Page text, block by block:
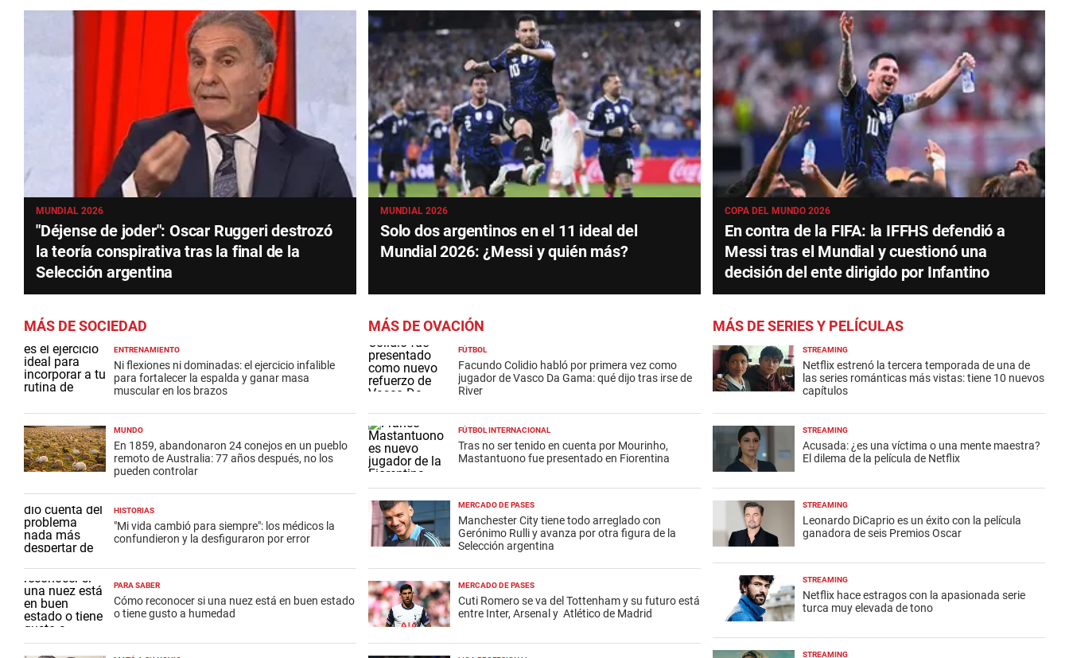
MUNDIAL 2026
"Déjense de joder": Oscar Ruggeri destrozó
la teoría conspirativa tras la final de la
Selección argentina
MUNDIAL 2026
Solo dos argentinos en el 11 ideal del
Mundial 2026: ¿Messi y quién más?
COPA DEL MUNDO 2026
En contra de la FIFA: la IFFHS defendió a
Messi tras el Mundial y cuestionó una
decisión del ente dirigido por Infantino
MÁS DE SOCIEDAD
ENTRENAMIENTO
Ni flexiones ni dominadas: el ejercicio infalible
para fortalecer la espalda y ganar masa
muscular en los brazos
MUNDO
En 1859, abandonaron 24 conejos en un pueblo
remoto de Australia: 77 años después, no los
pueden controlar
HISTORIAS
"Mi vida cambió para siempre": los médicos la
confundieron y la desfiguraron por error
PARA SABER
Cómo reconocer si una nuez está en buen estado
o tiene gusto a humedad
MÁS DE OVACIÓN
FÚTBOL
Facundo Colidio habló por primera vez como
jugador de Vasco Da Gama: qué dijo tras irse de
River
FÚTBOL INTERNACIONAL
Tras no ser tenido en cuenta por Mourinho,
Mastantuono fue presentado en Fiorentina
MERCADO DE PASES
Manchester City tiene todo arreglado con
Gerónimo Rulli y avanza por otra figura de la
Selección argentina
MERCADO DE PASES
Cuti Romero se va del Tottenham y su futuro está
entre Inter, Arsenal y Atlético de Madrid
MÁS DE SERIES Y PELÍCULAS
STREAMING
Netflix estrenó la tercera temporada de una de
las series románticas más vistas: tiene 10 nuevos
capítulos
STREAMING
Acusada: ¿es una víctima o una mente maestra?
El dilema de la película de Netflix
STREAMING
Leonardo DiCaprio es un éxito con la película
ganadora de seis Premios Oscar
STREAMING
Netflix hace estragos con la apasionada serie
turca muy elevada de tono
STREAMING